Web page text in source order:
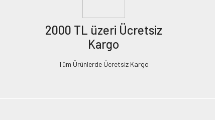
2000 TL üzeri Ücretsiz
Kargo
Tüm Ürünlerde Ücretsiz Kargo